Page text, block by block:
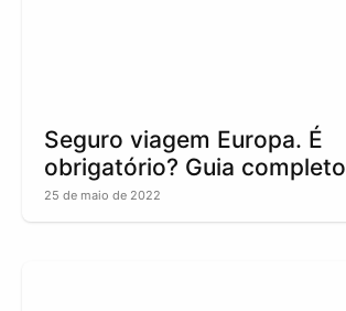
Seguro viagem Europa. É
obrigatório? Guia completo
25 de maio de 2022